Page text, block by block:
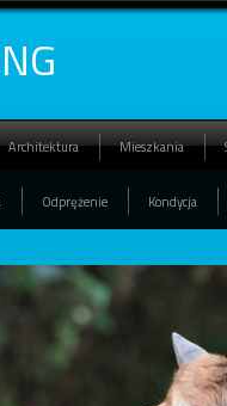
Architektura Mieszkania
Odprężenie Kondycja